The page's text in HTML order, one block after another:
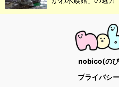
nobico(の
プライバシ